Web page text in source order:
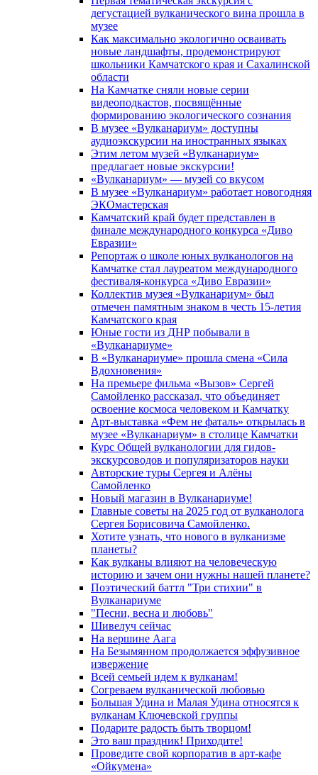
дегустацией вулканического вина прошла в
музее
Как максимально экологично осваивать
новые ландшафты, продемонстрируют
школьники Камчатского края и Сахалинской
области
На Камчатке сняли новые серии
видеоподкастов, посвящённые
формированию экологического сознания
В музее «Вулканариум» доступны
аудиоэкскурсии на иностранных языках
Этим летом музей «Вулканариум»
предлагает новые экскурсии!
«Вулканариум» — музей со вкусом
В музее «Вулканариум» работает новогодняя
ЭКОмастерская
Камчатский край будет представлен в
финале международного конкурса «Диво
Евразии»
Репортаж о школе юных вулканологов на
Камчатке стал лауреатом международного
фестиваля-конкурса «Диво Евразии»
Коллектив музея «Вулканариум» был
отмечен памятным знаком в честь 15-летия
Камчатского края
Юные гости из ДНР побывали в
«Вулканариумe»
В «Вулканариуме» прошла смена «Сила
Вдохновения»
На премьере фильма «Вызов» Сергей
Самойленко рассказал, что объединяет
освоение космоса человеком и Камчатку
Арт-выставка «Фем не фаталь» открылась в
музее «Вулканариум» в столице Камчатки
Курс Общей вулканологии для гидов-
экскурсоводов и популяризаторов науки
Авторские туры Сергея и Алёны
Самойленко
Новый магазин в Вулканариуме!
Главные советы на 2025 год от вулканолога
Сергея Борисовича Самойленко.
Хотите узнать, что нового в вулканизме
планеты?
Как вулканы влияют на человеческую
историю и зачем они нужны нашей планете?
Поэтический баттл "Три стихии" в
Вулканариуме
"Песни, весна и любовь"
Шивелуч сейчас
На вершине Аага
На Безымянном продолжается эффузивное
извержение
Всей семьей идем к вулканам!
Согреваем вулканической любовью
Большая Удина и Малая Удина относятся к
вулканам Ключевской группы
Подарите радость быть творцом!
Это ваш праздник! Приходите!
Проведите свой корпоратив в арт-кафе
«Ойкумена»